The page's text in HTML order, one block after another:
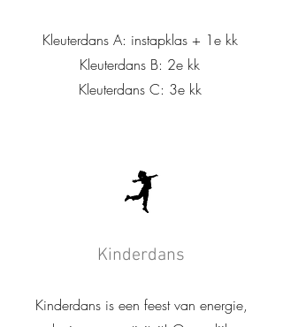
Kleuterdans A: instapklas + 1e kk
Kleuterdans B: 2e kk
Kleuterdans C: 3e kk
Kinderdans
Kinderdans is een feest van energie,